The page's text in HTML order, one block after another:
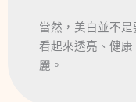
當然，美白並不
看起來透亮、健
麗。